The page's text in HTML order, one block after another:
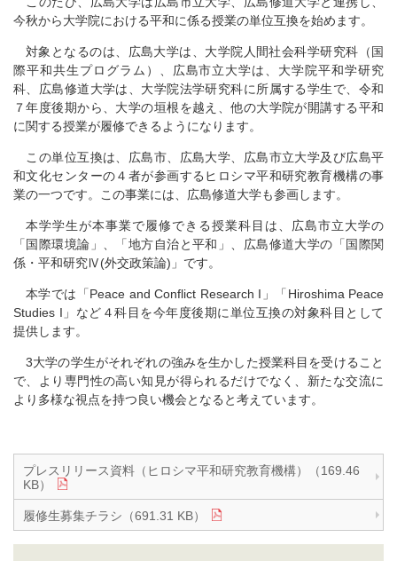
今秋から大学院における平和に係る授業の単位互換を始めます。
対象となるのは、広島大学は、大学院人間社会科学研究科（国
際平和共生プログラム）、広島市立大学は、大学院平和学研究
科、広島修道大学は、大学院法学研究科に所属する学生で、令和
７年度後期から、大学の垣根を越え、他の大学院が開講する平和
に関する授業が履修できるようになります。
この単位互換は、広島市、広島大学、広島市立大学及び広島平
和文化センターの４者が参画するヒロシマ平和研究教育機構の事
業の一つです。この事業には、広島修道大学も参画します。
本学学生が本事業で履修できる授業科目は、広島市立大学の
「国際環境論」、「地方自治と平和」、広島修道大学の「国際関
係・平和研究Ⅳ(外交政策論) 」です。
本学では「Peace and Conflict Research I 」「 Hiroshima Peace
Studies I 」など４科目を今年度後期に単位互換の対象科目として
提供します。
3大学の学生がそれぞれの強みを生かした授業科目を受けること
で、より専門性の高い知見が得られるだけでなく、新たな交流に
より多様な視点を持つ良い機会となると考えています。
プレスリリース資料（ヒロシマ平和研究教育機構）（169.46
KB）
履修生募集チラシ（691.31 KB）